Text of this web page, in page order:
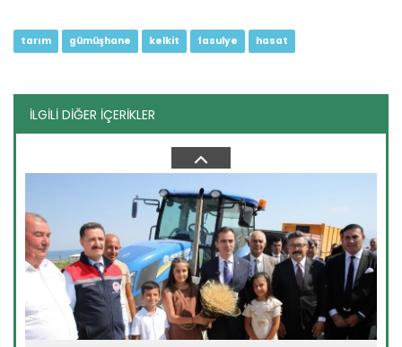
tarım gümüşhane kelkit fasulye hasat
İLGİLİ DİĞER İÇERİKLER
B-Reçete sistemi ile güvenilir...
Tarım ve Orman Bakanlığının hayata geçirdiği “B-Reçete